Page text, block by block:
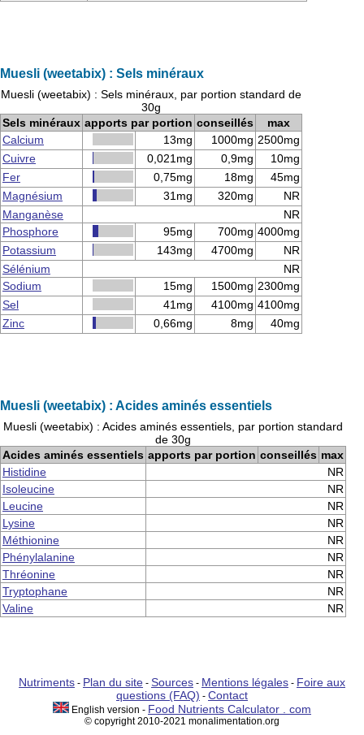
Muesli (weetabix) : Sels minéraux
Muesli (weetabix) : Sels minéraux, par portion standard de
30g
Sels minéraux apports par portion conseillés
max
Calcium
13mg 1000mg 2500mg
Cuivre
0,021mg 0,9mg
10mg
Fer
0,75mg 18mg
45mg
Magnésium
31mg 320mg
NR
Manganèse
NR
Phosphore
95mg 700mg 4000mg
Potassium
143mg 4700mg
NR
Sélénium
NR
Sodium
15mg 1500mg 2300mg
Sel
41mg 4100mg 4100mg
Zinc
0,66mg 8mg 40mg
Muesli (weetabix) : Acides aminés essentiels
Muesli (weetabix) : Acides aminés essentiels, par portion standard
de 30g
Acides aminés essentiels apports par portion conseillés max
Histidine
NR
Isoleucine
NR
Leucine
NR
Lysine
NR
Méthionine
NR
Phénylalanine
NR
Thréonine
NR
Tryptophane
NR
Valine
NR
Nutriments - Plan du site - Sources - Mentions légales - Foire aux
questions (FAQ) - Contact
English version - Food Nutrients Calculator . com
© copyright 2010-2021 monalimentation.org